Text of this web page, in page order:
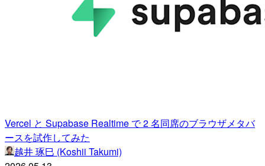
Vercel と Supabase Realtime で 2 名同席のブラウザメタバ
ースを試作してみた
越井 琢巳 (Koshii Takumi)